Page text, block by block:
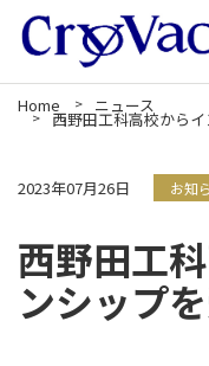
Home ニュース
西野田工科高校から
2023年07月26日 お知
西野田工
ンシップ